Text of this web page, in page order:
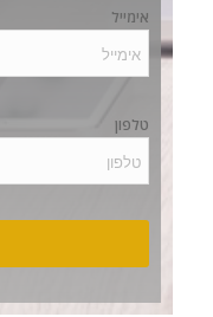
אימייל
טלפון